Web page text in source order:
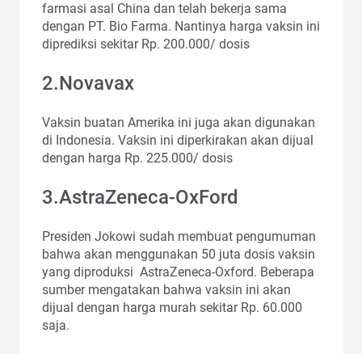
farmasi asal China dan telah bekerja sama
dengan PT. Bio Farma. Nantinya harga vaksin ini
diprediksi sekitar Rp. 200.000/ dosis
2.Novavax
Vaksin buatan Amerika ini juga akan digunakan
di Indonesia. Vaksin ini diperkirakan akan dijual
dengan harga Rp. 225.000/ dosis
3.AstraZeneca-OxFord
Presiden Jokowi sudah membuat pengumuman
bahwa akan menggunakan 50 juta dosis vaksin
yang diproduksi AstraZeneca-Oxford. Beberapa
sumber mengatakan bahwa vaksin ini akan
dijual dengan harga murah sekitar Rp. 60.000
saja.